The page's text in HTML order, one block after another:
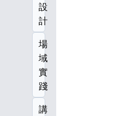
設
計
場
域
實
踐
講